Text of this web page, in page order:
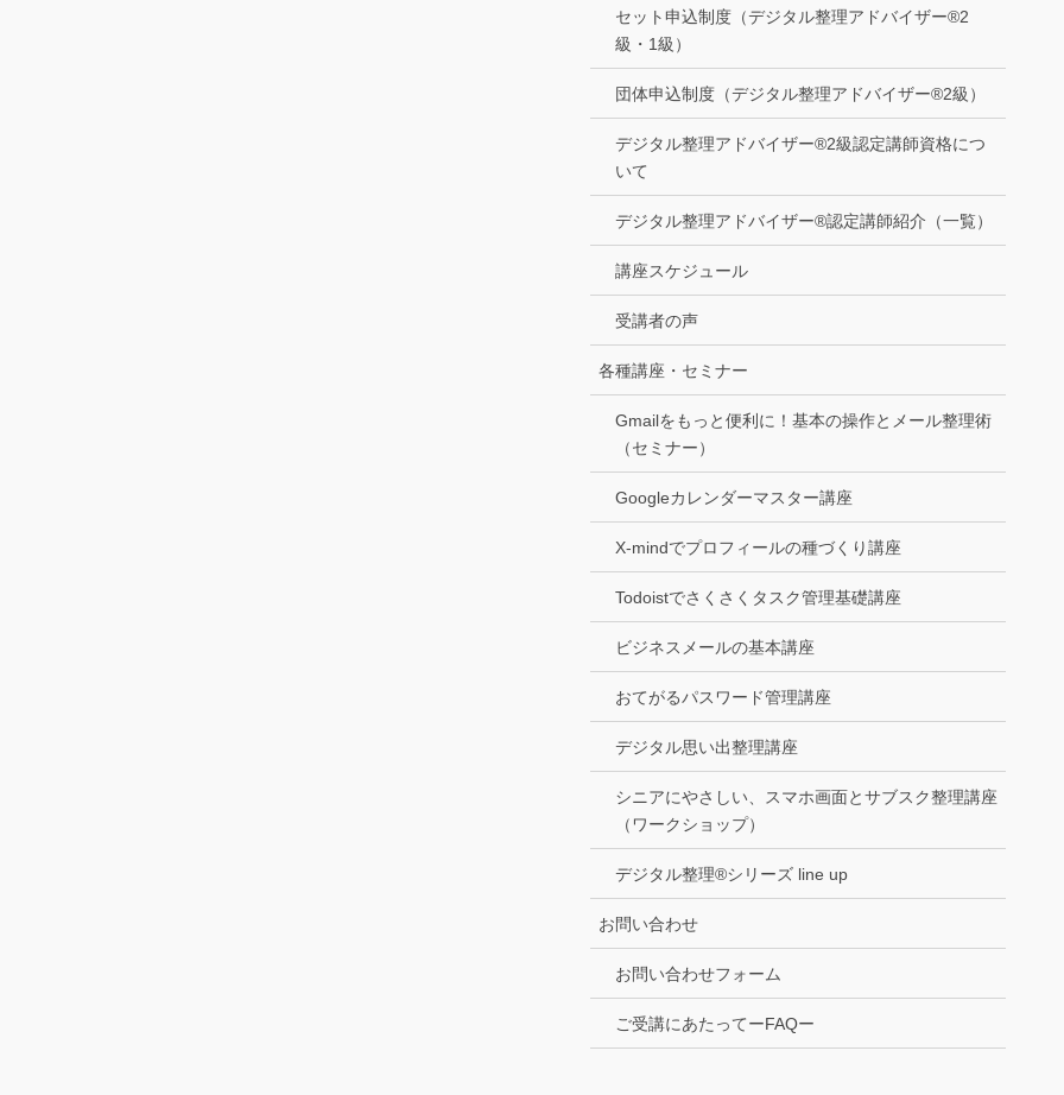
セット申込制度（デジタル整理アドバイザー®2
級・1級）
団体申込制度（デジタル整理アドバイザー®2級）
デジタル整理アドバイザー®2級認定講師資格につ
いて
デジタル整理アドバイザー®認定講師紹介（一覧）
講座スケジュール
受講者の声
各種講座・セミナー
Gmailをもっと便利に！基本の操作とメール整理術
（セミナー）
Googleカレンダーマスター講座
X-mindでプロフィールの種づくり講座
Todoistでさくさくタスク管理基礎講座
ビジネスメールの基本講座
おてがるパスワード管理講座
デジタル思い出整理講座
シニアにやさしい、スマホ画面とサブスク整理講座
（ワークショップ）
デジタル整理®シリーズ line up
お問い合わせ
お問い合わせフォーム
ご受講にあたってーFAQー